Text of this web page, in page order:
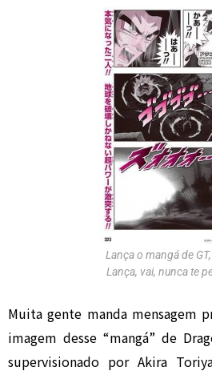
Lança o mangá de
Lança, vai, nunca te
Muita gente manda mensagem
imagem desse “mangá” de
supervisionado por Akira